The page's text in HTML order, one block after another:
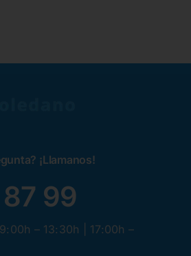
¡Llamanos!
99
– 13:30h | 17:00h –